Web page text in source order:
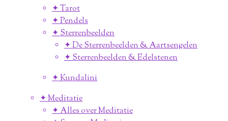
✦ Tarot
✦ Pendels
✦ Sterrenbeelden
✦ De Sterrenbeelden & Aartsengelen
✦ Sterrenbeelden & Edelstenen
✦ Kundalini
✦ Meditatie
✦ Alles over Meditatie